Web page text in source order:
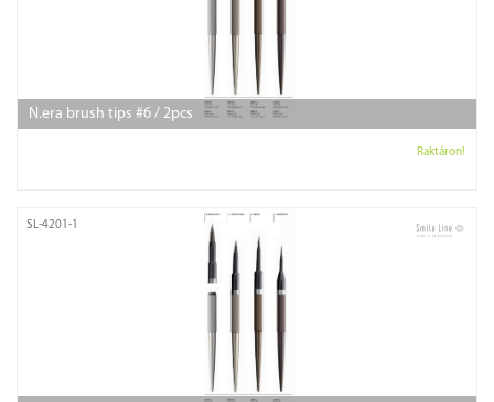
N.era brush tips #6 / 2pcs
Raktáron!
SL-4201-1